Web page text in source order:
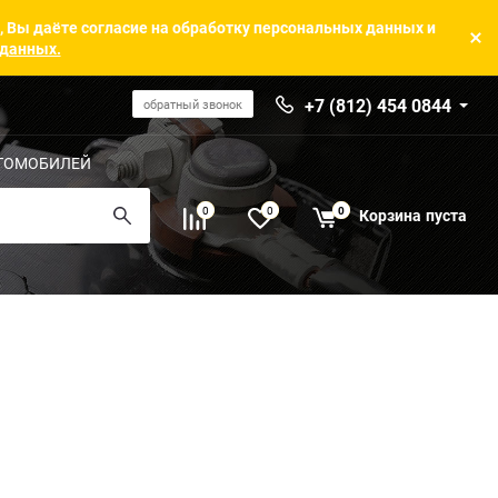
даёте согласие на обработку персональных данных и
обратный звонок +7 (812) 454 0844
0 0 0 Корзина пуста